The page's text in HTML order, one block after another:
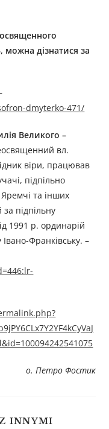
можна дізнатися за
dmyterko-471/
Великого –
вл.
віри, працював
підпільно
та інших
підпільну
1991 р. ординарій
Івано-Франківську. –
о. Петро Фостик
INNYMI